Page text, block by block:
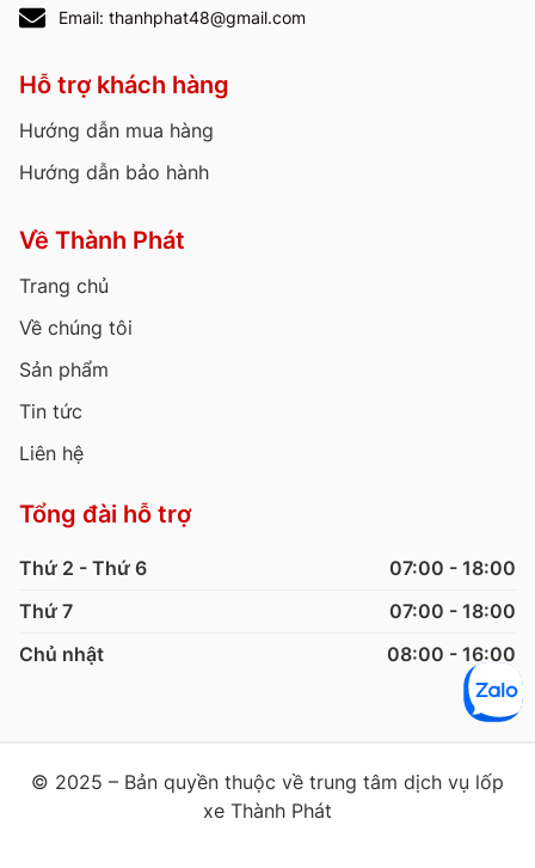
Email: thanhphat48@gmail.com
Hỗ trợ khách hàng
Hướng dẫn mua hàng
Hướng dẫn bảo hành
Về Thành Phát
Trang chủ
Về chúng tôi
Sản phẩm
Tin tức
Liên hệ
Tổng đài hỗ trợ
Thứ 2 - Thứ 6
07:00 - 18:00
Thứ 7
07:00 - 18:00
Chủ nhật
08:00 - 16:00
© 2025 – Bản quyền thuộc về trung tâm dịch vụ lốp
xe Thành Phát